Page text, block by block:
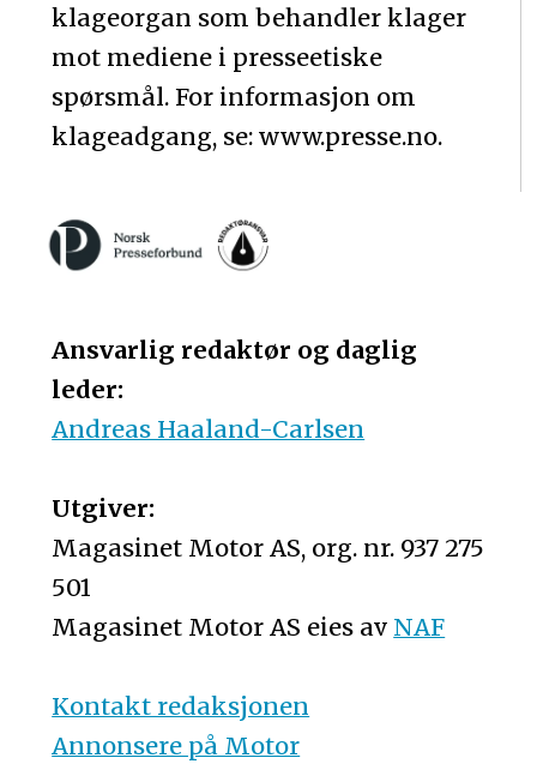
klageorgan som behandler klager
mot mediene i presseetiske
spørsmål. For informasjon om
klageadgang, se: www.presse.no.
Ansvarlig redaktør og daglig
leder:
Andreas Haaland-Carlsen
Utgiver:
Magasinet Motor AS, org. nr. 937 275
501
Magasinet Motor AS eies av NAF
Kontakt redaksjonen
Annonsere på Motor